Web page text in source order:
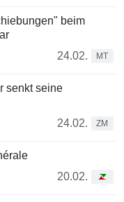
beim
24.02.
MT
senkt seine
24.02.
ZM
20.02.